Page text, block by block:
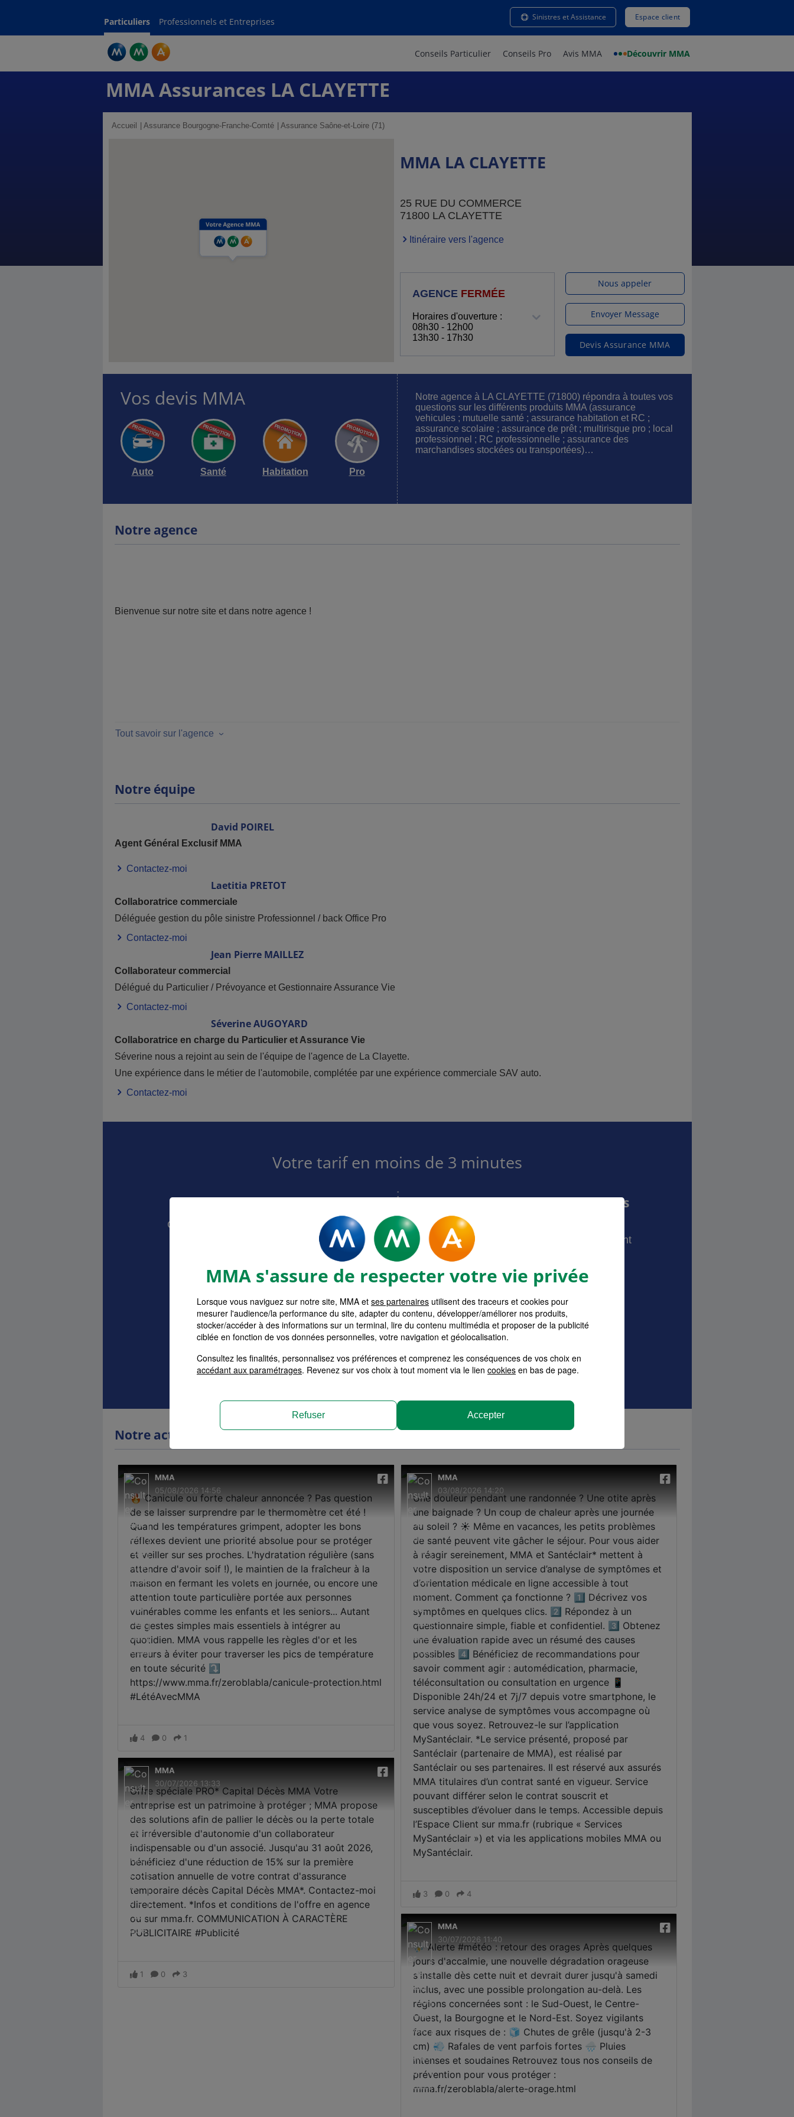
Particuliers Professionnels et Entreprises Sinistres et Assistance Espace client
Conseils Particulier Conseils Pro Avis MMA Découvrir MMA
MMA Assurances LA CLAYETTE
Accueil Assurance Bourgogne-Franche-Comté Assurance Saône-et-Loire (71)
MMA LA CLAYETTE
25 RUE DU COMMERCE
71800 LA CLAYETTE
Itinéraire vers l'agence
AGENCE FERMÉE
Horaires d'ouverture :
08h30 - 12h00
13h30 - 17h30
Nous appeler
Envoyer Message
Devis Assurance MMA
Vos devis MMA
Auto Santé Habitation Pro
Notre agence à LA CLAYETTE (71800) répondra à toutes vos
questions sur les différents produits MMA (assurance
vehicules ; mutuelle santé ; assurance habitation et RC ;
assurance scolaire ; assurance de prêt ; multirisque pro ; local
professionnel ; RC professionnelle ; assurance des
marchandises stockées ou transportées)…
Notre agence
Bienvenue sur notre site et dans notre agence !
Tout savoir sur l'agence
Notre équipe
David POIREL
Agent Général Exclusif MMA
Contactez-moi
Laetitia PRETOT
Collaboratrice commerciale
Déléguée gestion du pôle sinistre Professionnel / back Office Pro
Contactez-moi
Jean Pierre MAILLEZ
Collaborateur commercial
Délégué du Particulier / Prévoyance et Gestionnaire Assurance Vie
Contactez-moi
Séverine AUGOYARD
Collaboratrice en charge du Particulier et Assurance Vie
Séverine nous a rejoint au sein de l'équipe de l'agence de La Clayette.
Une expérience dans le métier de l'automobile, complétée par une expérience commerciale SAV auto.
Contactez-moi
Votre tarif en moins de 3 minutes
Devis Assurance MMA
Comparez et choisissez la formule adaptée à
Auto Habitation
Devis assurances MMA
Devis Assurance MMA pour les Pros
Obtenez votre tarif personnalisé correspondant
RC Pro Multirisque
Devis assurances Pro
Notre actualité
MMA s'assure de respecter votre vie privée
Lorsque vous naviguez sur notre site, MMA et ses partenaires utilisent des traceurs et cookies pour
mesurer l'audience/la performance du site, adapter du contenu, développer/améliorer nos produits,
stocker/accéder à des informations sur un terminal, lire du contenu multimédia et proposer de la publicité
ciblée en fonction de vos données personnelles, votre navigation et géolocalisation.
Consultez les finalités, personnalisez vos préférences et comprenez les conséquences de vos choix en
accédant aux paramétrages. Revenez sur vos choix à tout moment via le lien cookies en bas de page.
Refuser Accepter